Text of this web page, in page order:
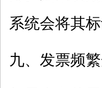
系统会将其
九、发票频